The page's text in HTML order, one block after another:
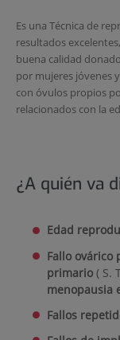
Es una Técnica de
resultados
buena calidad
por mujeres jóvenes
con óvulos propios
relacionados con la
¿A quién va
Edad
Fallo ovárico
primario ( S.
menopausia
Fallos